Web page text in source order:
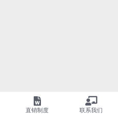
直销制度 联系我们